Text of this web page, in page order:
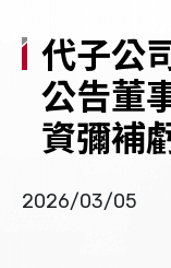
司治理
資人關係
代子公
公告董
資彌補
2026/03/05